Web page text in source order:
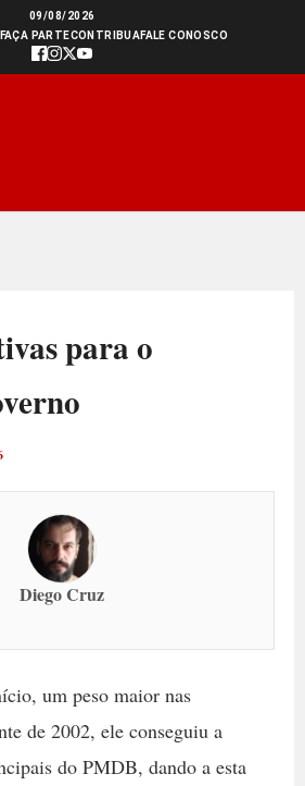
09/08/2026
FAÇA PARTECONTRIBUAFALE CONOSCO
para o
Diego Cruz
um peso maior nas
de 2002, ele conseguiu a
do PMDB, dando a esta